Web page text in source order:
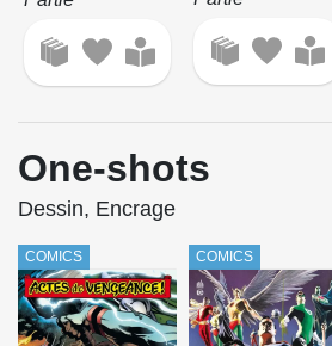
One-shots
Dessin, Encrage
COMICS COMICS